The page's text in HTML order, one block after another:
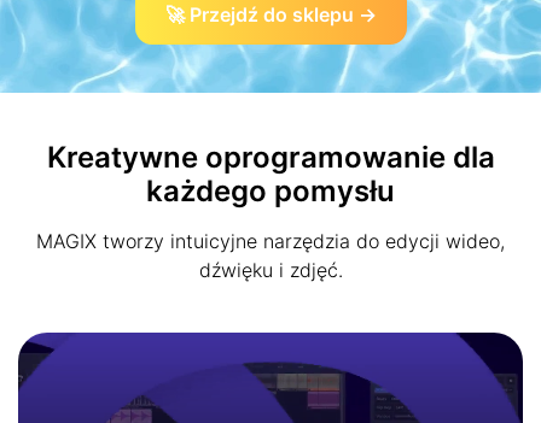
🚀 Przejdź do sklepu →
Kreatywne oprogramowanie dla
każdego pomysłu
MAGIX tworzy intuicyjne narzędzia do edycji wideo,
dźwięku i zdjęć.